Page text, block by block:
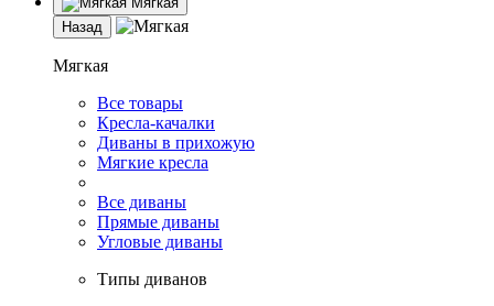
Назад
Мягкая
Все товары
Кресла-качалки
Диваны в прихожую
Мягкие кресла
Все диваны
Прямые диваны
Угловые диваны
Типы диванов